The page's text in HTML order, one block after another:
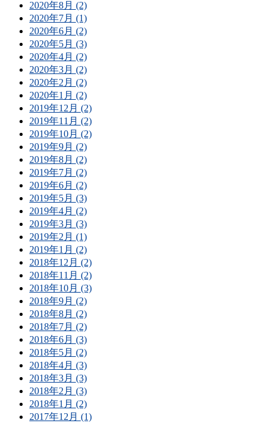
2020年8月 (2)
2020年7月 (1)
2020年6月 (2)
2020年5月 (3)
2020年4月 (2)
2020年3月 (2)
2020年2月 (2)
2020年1月 (2)
2019年12月 (2)
2019年11月 (2)
2019年10月 (2)
2019年9月 (2)
2019年8月 (2)
2019年7月 (2)
2019年6月 (2)
2019年5月 (3)
2019年4月 (2)
2019年3月 (3)
2019年2月 (1)
2019年1月 (2)
2018年12月 (2)
2018年11月 (2)
2018年10月 (3)
2018年9月 (2)
2018年8月 (2)
2018年7月 (2)
2018年6月 (3)
2018年5月 (2)
2018年4月 (3)
2018年3月 (3)
2018年2月 (3)
2018年1月 (2)
2017年12月 (1)